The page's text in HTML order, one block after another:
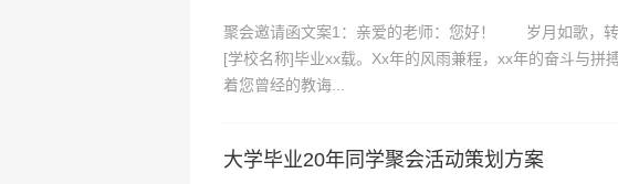
聚会邀请函文案1：亲爱的老师：您好！ 岁月如歌，转
[学校名称]毕业xx载。Xx年的风雨兼程，xx年的奋斗与拼
着您曾经的教诲...
大学毕业20年同学聚会活动策划方案